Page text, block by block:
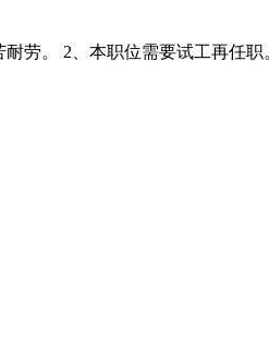
。 2、本职位需要试工再任